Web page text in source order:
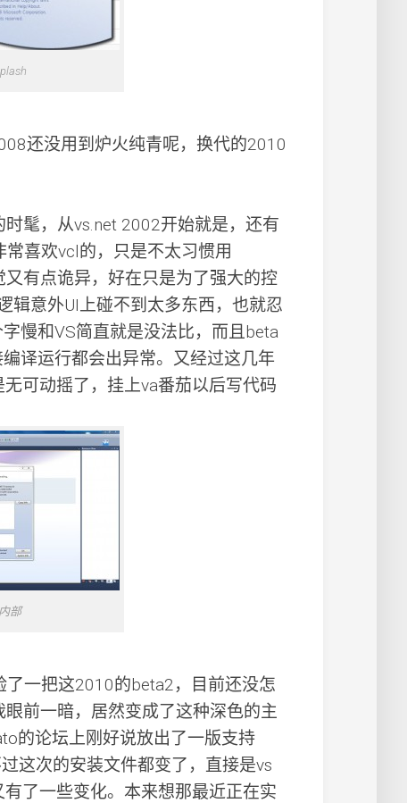
还没用到炉火纯青呢，换代的2010
髦，从vs.net 2002开始就是，还有
喜欢vcl的，只是不太习惯用
有点诡异，好在只是为了强大的控
辑意外UI上碰不到太多东西，也就忍
慢和VS简直就是没法比，而且beta
译运行都会出异常。又经过这几年
可动摇了，挂上va番茄以后写代码
部
一把这2010的beta2，目前还没怎
前一暗，居然变成了这种深色的主
的论坛上刚好说放出了一版支持
这次的安装文件都变了，直接是vs
了一些变化。本来想那最近正在实